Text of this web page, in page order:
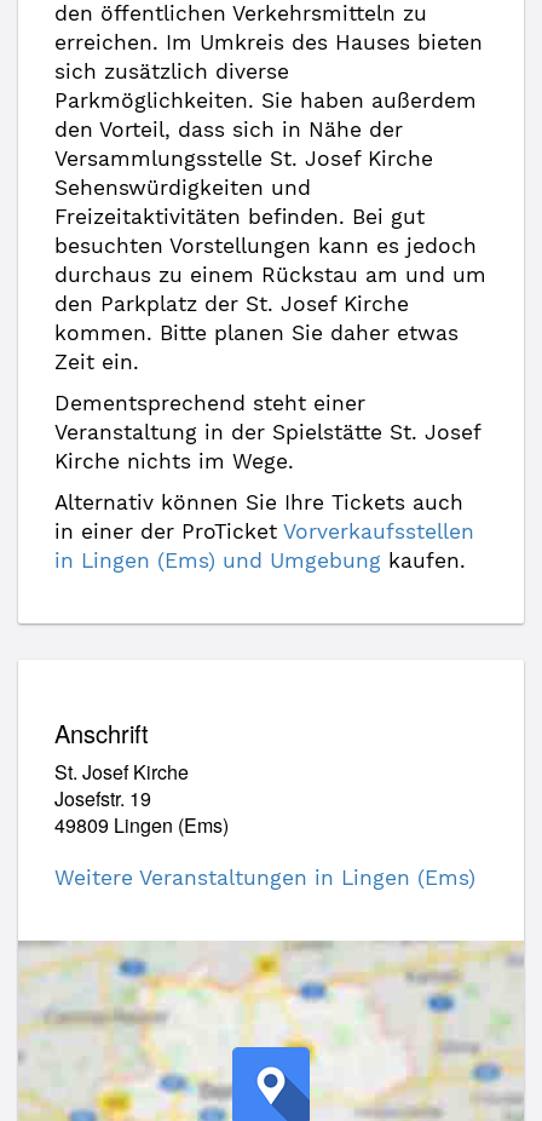
den öffentlichen Verkehrsmitteln zu
erreichen. Im Umkreis des Hauses bieten
sich zusätzlich diverse
Parkmöglichkeiten. Sie haben außerdem
den Vorteil, dass sich in Nähe der
Versammlungsstelle St. Josef Kirche
Sehenswürdigkeiten und
Freizeitaktivitäten befinden. Bei gut
besuchten Vorstellungen kann es jedoch
durchaus zu einem Rückstau am und um
den Parkplatz der St. Josef Kirche
kommen. Bitte planen Sie daher etwas
Zeit ein.
Dementsprechend steht einer
Veranstaltung in der Spielstätte St. Josef
Kirche nichts im Wege.
Alternativ können Sie Ihre Tickets auch
in einer der ProTicket Vorverkaufsstellen
in Lingen (Ems) und Umgebung kaufen.
Anschrift
St. Josef Kirche
Josefstr. 19
49809 Lingen (Ems)
Weitere Veranstaltungen in Lingen (Ems)